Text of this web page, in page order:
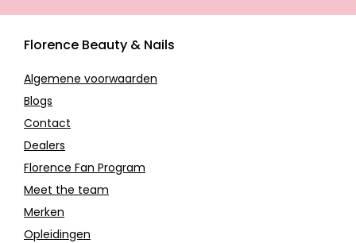
Florence Beauty & Nails
Algemene voorwaarden
Blogs
Contact
Dealers
Florence Fan Program
Meet the team
Merken
Opleidingen